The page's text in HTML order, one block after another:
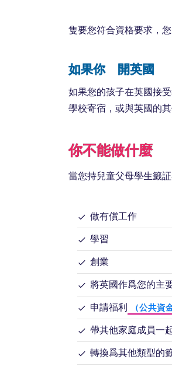
隻要您符合資格要求，
如果你離開英國
如果您的孩子在英國接
學校寄宿，或與英國的其
你不能做什麼
當您持兒童父母學生籤
做有償工作
學習
創業
將英國作爲您的主
申請福利 （公共資
帶其他家庭成員一
轉換爲其他類型的